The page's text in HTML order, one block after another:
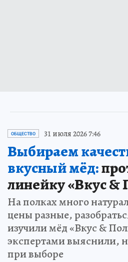
ОБЩЕСТВО 31 июля 2026 7:46
Выбираем
вкусный мёд:
линейку «Вкус &
На полках много
цены разные,
изучили мёд «Вкус &
экспертами выяснили,
при выборе